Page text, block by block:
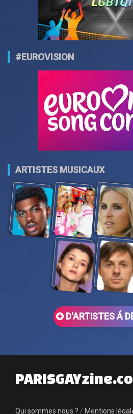
#EUROVISION
ARTISTES MUSICAUX
D'ARTISTES Á
Qui sommes nous ? / Mentions